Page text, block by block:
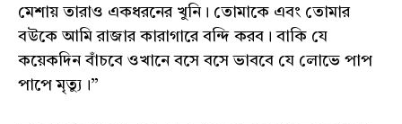
মেশায় তারাও একধরনের খুনি। তোমাকে এবং তোমার
বউকে আমি রাজার কারাগারে বন্দি করব। বাকি যে
কয়েকদিন বাঁচবে ওখানে বসে বসে ভাববে যে লোভে পাপ
পাপে মৃত্যু।”